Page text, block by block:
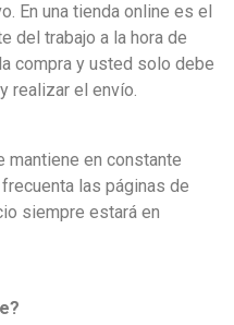
En una tienda online es el
del trabajo a la hora de
compra y usted solo debe
realizar el envío.
mantiene en constante
las páginas de
siempre estará en